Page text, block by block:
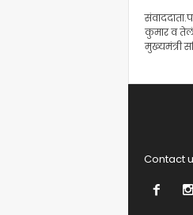
कुमार व
मुख्यमंत्री
Contact